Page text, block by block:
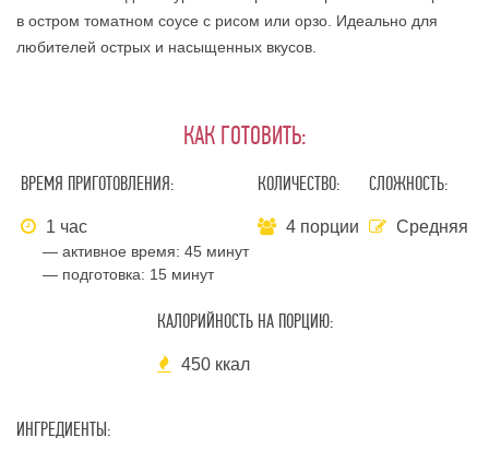
в остром томатном соусе с рисом или орзо. Идеально для
любителей острых и насыщенных вкусов.
КАК ГОТОВИТЬ:
ВРЕМЯ ПРИГОТОВЛЕНИЯ:
1 час
— активное время:45 минут
— подготовка: 15 минут
КОЛИЧЕСТВО:
4 порции
СЛОЖНОСТЬ:
Средняя
КАЛОРИЙНОСТЬ НА ПОРЦИЮ:
450 ккал
ИНГРЕДИЕНТЫ: